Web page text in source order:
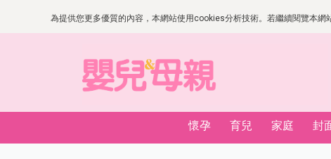
為提供您更多優質的內容，本網站使用cookies分析技術。若繼續閱覽本
懷孕 育兒 家庭 封